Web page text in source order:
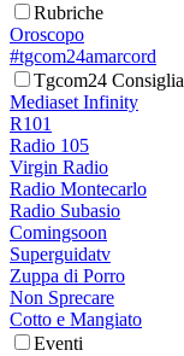
Rubriche
Oroscopo
#tgcom24amarcord
Tgcom24 Consiglia
Mediaset Infinity
R101
Radio 105
Virgin Radio
Radio Montecarlo
Radio Subasio
Comingsoon
Superguidatv
Zuppa di Porro
Non Sprecare
Cotto e Mangiato
Eventi